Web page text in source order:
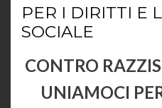
ON
PER I DIRITTI E
SOCIALE
CONTRO
UNIAMOCI